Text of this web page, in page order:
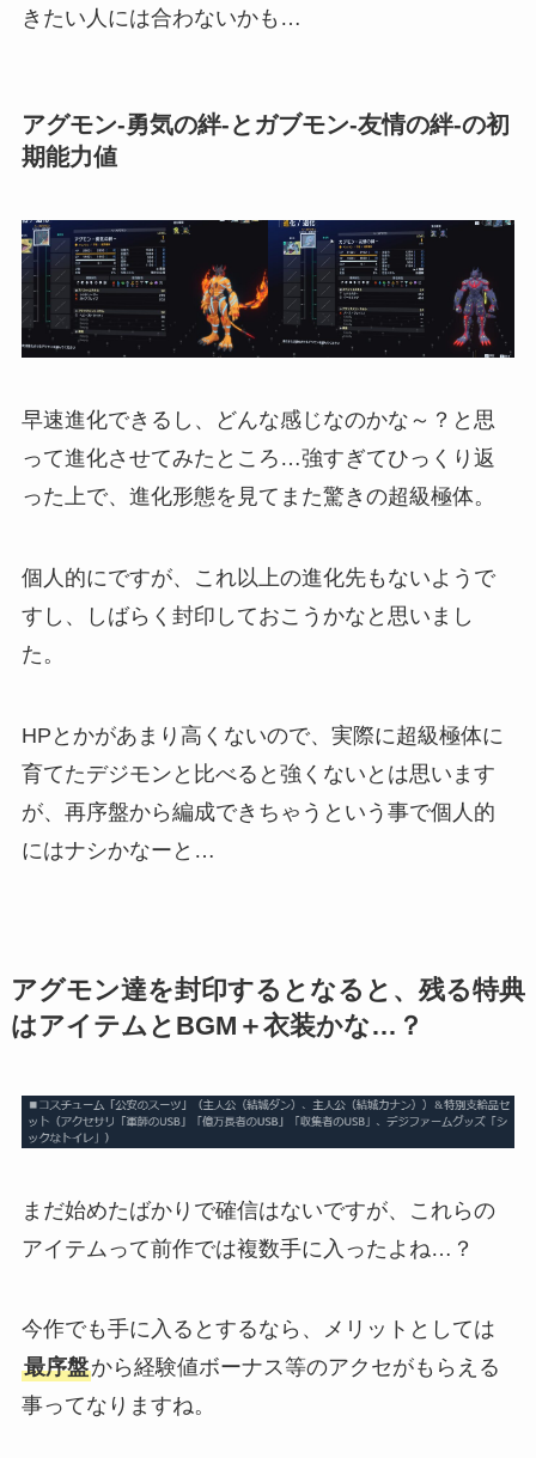
きたい人には合わないかも…
アグモン-勇気の絆-とガブモン-友情の絆-の初
期能力値
早速進化できるし、どんな感じなのかな～？と思
って進化させてみたところ…強すぎてひっくり返
った上で、進化形態を見てまた驚きの超級極体。
個人的にですが、これ以上の進化先もないようで
すし、しばらく封印しておこうかなと思いまし
た。
HPとかがあまり高くないので、実際に超級極体に
育てたデジモンと比べると強くないとは思います
が、再序盤から編成できちゃうという事で個人的
にはナシかなーと…
アグモン達を封印するとなると、残る特典
はアイテムとBGM＋衣装かな…？
まだ始めたばかりで確信はないですが、これらの
アイテムって前作では複数手に入ったよね…？
今作でも手に入るとするなら、メリットとしては
最序盤から経験値ボーナス等のアクセがもらえる
事ってなりますね。